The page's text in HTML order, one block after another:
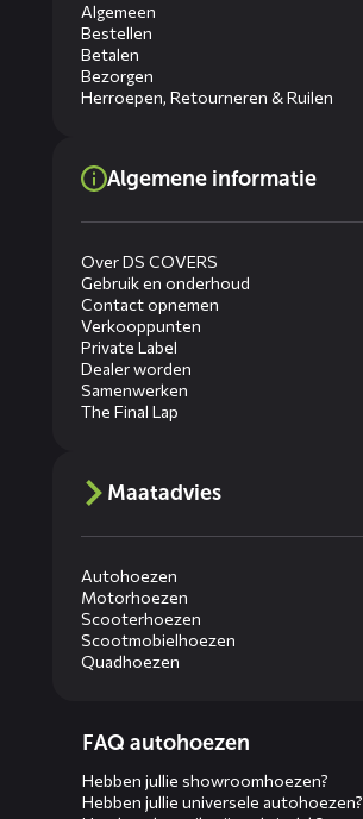
Algemeen
Bestellen
Betalen
Bezorgen
Herroepen, Retourneren & Ruilen
Algemene informatie
Over DS COVERS
Gebruik en onderhoud
Contact opnemen
Verkooppunten
Private Label
Dealer worden
Samenwerken
The Final Lap
Maatadvies
Autohoezen
Motorhoezen
Scooterhoezen
Scootmobielhoezen
Quadhoezen
menusFAQ autohoezen
Hebben jullie showroomhoezen?
Hebben jullie universele autohoezen?